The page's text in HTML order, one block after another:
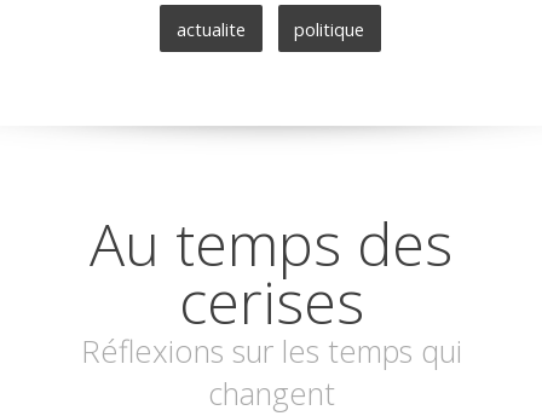
actualite politique
Au temps des
cerises
Réflexions sur les temps qui
changent